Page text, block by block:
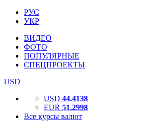
РУС
УКР
ВИДЕО
ФОТО
ПОПУЛЯРНЫЕ
СПЕЦПРОЕКТЫ
USD
USD 44.4138
EUR 51.2998
Все курсы валют